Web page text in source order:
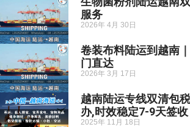
服务
2026年 4月 30日
卷装布料陆运到越南｜
门直达
2026年 3月 17日
越南陆运专线双清包
办,时效稳定7-9天签收
2025年 11月 18日